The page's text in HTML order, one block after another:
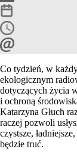
Co tydzień, w
ekologicznym
dotyczących życia
i ochroną
Katarzyna Głuch
raczej pozwoli
czystsze,
będzie truć.